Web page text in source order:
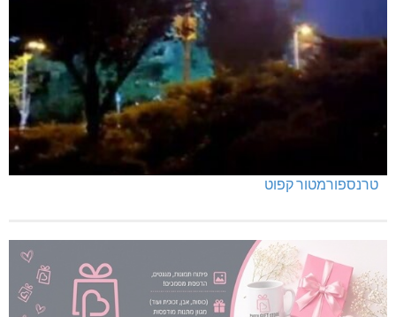
טרנספורמטור קפוט